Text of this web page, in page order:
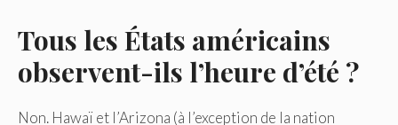
Tous les États américains
observent-ils l’heure d’été ?
Non. Hawaï et l’Arizona (à l’exception de la nation